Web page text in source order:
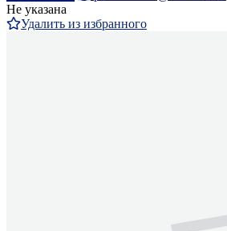
Не указана
Удалить из избранного